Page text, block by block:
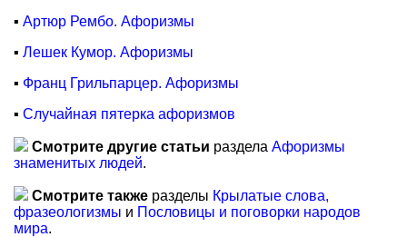
▪ Артюр Рембо. Афоризмы
▪ Лешек Кумор. Афоризмы
▪ Франц Грильпарцер. Афоризмы
▪ Случайная пятерка афоризмов
Смотрите другие статьи раздела Афоризмы
знаменитых людей.
Смотрите также разделы Крылатые слова,
фразеологизмы и Пословицы и поговорки народов
мира.